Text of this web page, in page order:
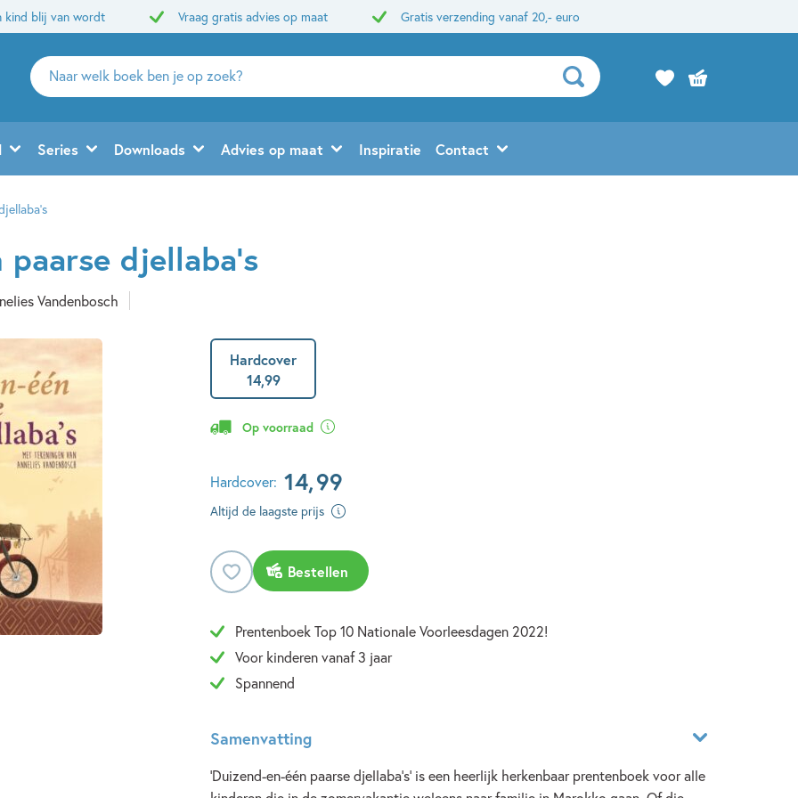
kind blij van wordt Vraag gratis advies op maat Gratis verzending vanaf 20,- euro
Zoeken
naar
en
uitgevers
Series Downloads Advies op maat Inspiratie Contact
djellaba’s
Vandenbosch
Hardcover
14,99
Op voorraad
Hardcover: 14,99
Altijd de laagste prijs
Bestellen
Prentenboek Top 10 Nationale Voorleesdagen 2022!
Voor kinderen vanaf 3 jaar
Spannend
Samenvatting
'Duizend-en-één paarse djellaba's' is een heerlijk herkenbaar prentenboek voor alle